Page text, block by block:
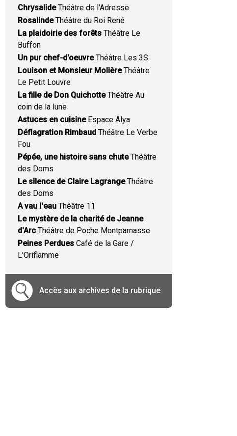
ChrysalideThéâtre de l'Adresse
RosalindeThéâtre du Roi René
La plaidoirie des forêts Théâtre Le
Buffon
Un pur chef-d'oeuvreThéâtre Les 3S
Louison et Monsieur MolièreThéâtre
Le Petit Louvre
La fille de Don QuichotteThéâtre Au
coin de la lune
Astuces en cuisineEspace Alya
Déflagration Rimbaud Théâtre Le Verbe
Fou
Pépée, une histoire sans chuteThéâtre
des Doms
Le silence de Claire LagrangeThéâtre
des Doms
A vau l'eau Théâtre 11
Le mystère de la charité de Jeanne
d'Arc Théâtre de Poche Montparnasse
Peines Perdues Café de la Gare /
L'Oriflamme
Accès aux archives de la rubrique